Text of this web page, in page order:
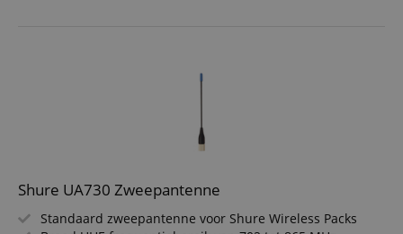
Shure UA730 Zweepantenne
Standaard zweepantenne voor Shure Wireless Packs